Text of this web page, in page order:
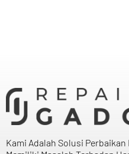
Kami Adalah Solusi